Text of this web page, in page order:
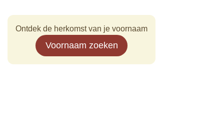
Ontdek de herkomst van je voornaam
Voornaam zoeken